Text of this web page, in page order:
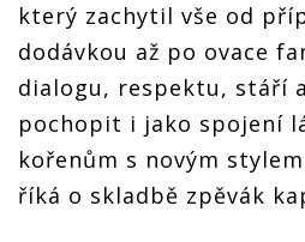
který zachytil vše od
dodávkou až po ovace
dialogu, respektu, stáří
pochopit i jako spojení
kořenům s novým
říká o skladbě zpěvák